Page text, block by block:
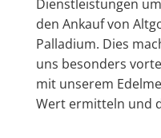
Dienstleistungen
den Ankauf von
Palladium. Dies
uns besonders
mit unserem
Wert ermitteln und